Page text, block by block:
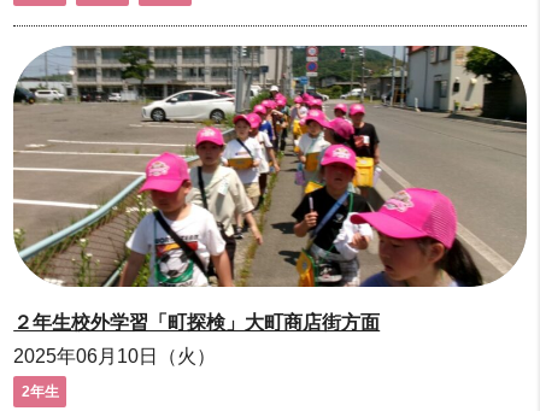
２年生校外学習「町探検」大町商店街方面
2025年06月10日（火）
2年生